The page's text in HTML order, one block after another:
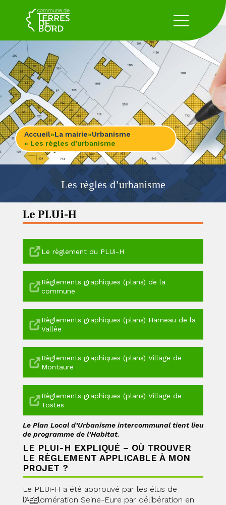
Les règles d’urbanisme
Accueil»La mairie»Urbanisme
» Les règles d’urbanisme
Le PLUi-H
Le règlement du PLUi-H
Règlements graphiques (plans) de la
commune
Règlements graphiques (plans) Hameau de la
Vallée
Règlements graphiques (plans) Village de
Montaure
Règlements graphiques (plans) Village de
Tostes
Le Plan Local d’Urbanisme intercommunal tient lieu
de programme de l’Habitat.
LE PLUI-H EXPLIQUÉ – OÙ TROUVER
LE RÈGLEMENT APPLICABLE À MON
PROJET ?
Le PLUi-H a été approuvé par les élus de
l’Agglomération Seine-Eure par délibération en